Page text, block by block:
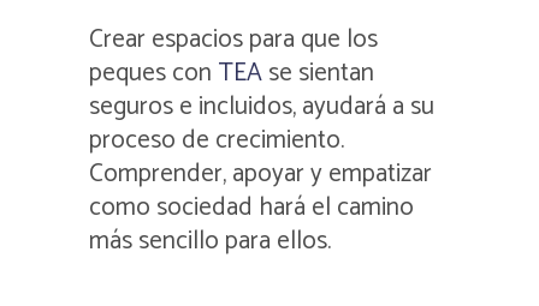
Crear espacios para que los
peques con TEAse sientan
seguros e incluidos, ayudará a su
proceso de crecimiento.
Comprender, apoyar y empatizar
como sociedad hará el camino
más sencillo para ellos.